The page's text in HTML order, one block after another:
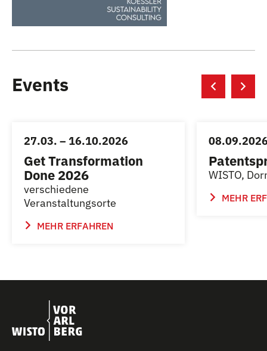
Events
27.03. – 16.10.2026
Get Transformation
Done 2026
verschiedene
Veranstaltungsorte
MEHR ERFAHREN
WISTO,
MEHR